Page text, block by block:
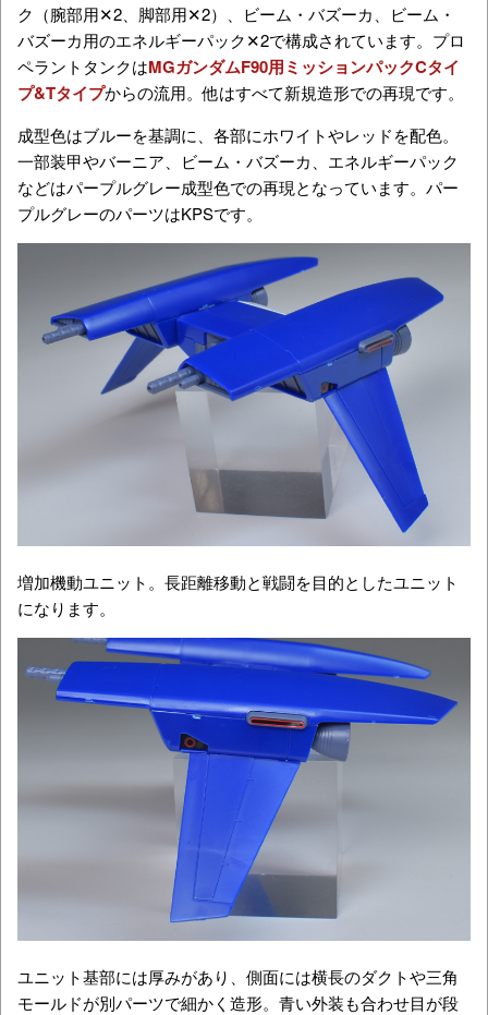
ク（腕部用✕2、脚部用✕2）、ビーム・バズーカ、ビーム・
バズーカ用のエネルギーパック✕2で構成されています。プロ
ペラントタンクはMGガンダムF90用ミッションパックCタイ
プ&Tタイプからの流用。他はすべて新規造形での再現です。
成型色はブルーを基調に、各部にホワイトやレッドを配色。
一部装甲やバーニア、ビーム・バズーカ、エネルギーパック
などはパープルグレー成型色での再現となっています。パー
プルグレーのパーツはKPSです。
増加機動ユニット。長距離移動と戦闘を目的としたユニット
になります。
ユニット基部には厚みがあり、側面には横長のダクトや三角
モールドが別パーツで細かく造形。青い外装も合わせ目が段